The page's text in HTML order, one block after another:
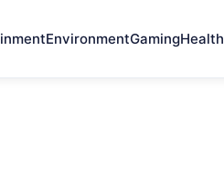
EnvironmentGamingHealth